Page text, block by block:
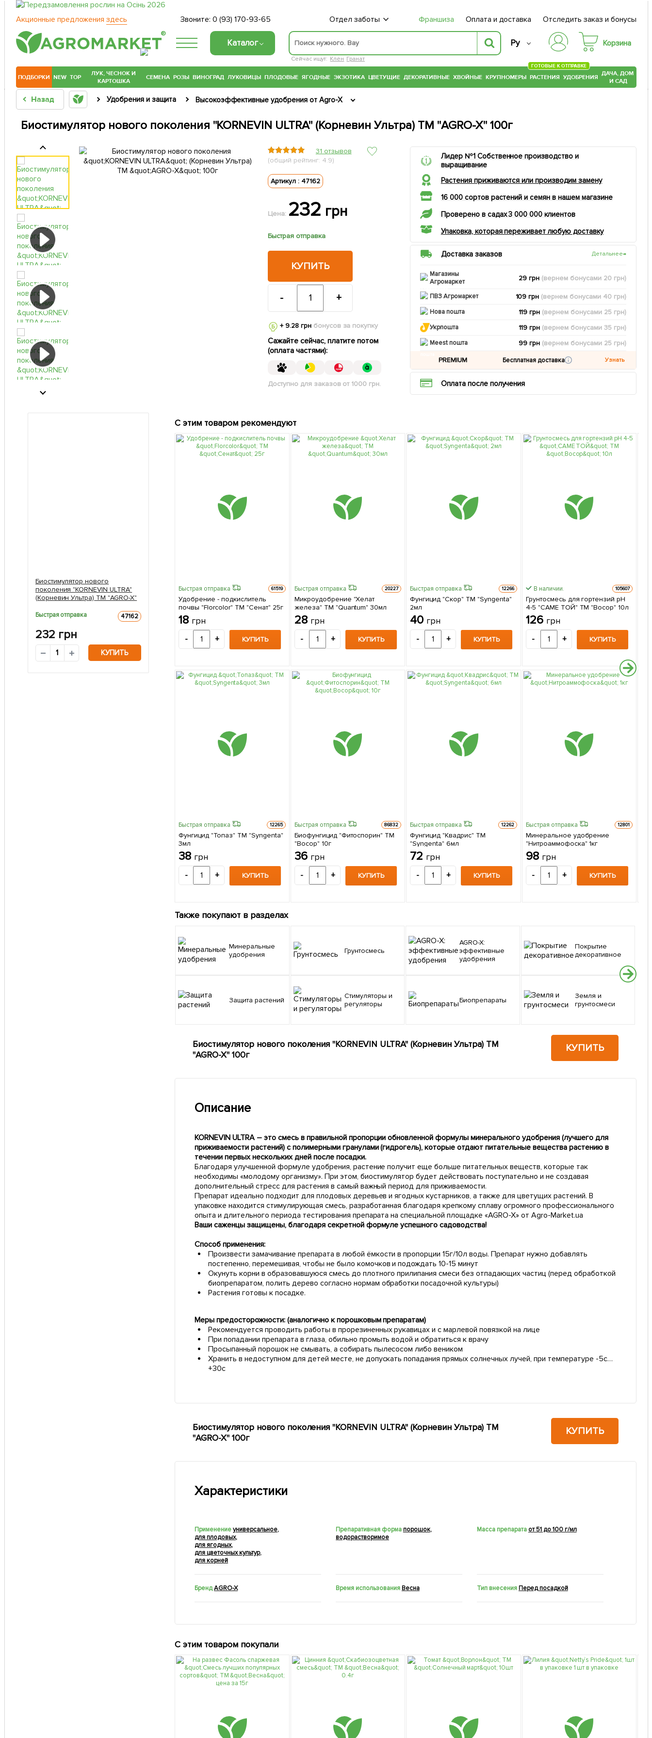
Акционные предложения здесь Звоните:0 (93) 170-93-65 Отдел заботы Франшиза Оплата и доставка Отследить заказ и бонусы
®
Каталог
Сейчас ищут: Клён Гранат
Ру Корзина
ПОДБОРКИ NEW TOP
ЛУК, ЧЕСНОК И
КАРТОШКА
СЕМЕНА РОЗЫ ВИНОГРАД ЛУКОВИЦЫ ПЛОДОВЫЕ ЯГОДНЫЕ ЭКЗОТИКА ЦВЕТУЩИЕ ДЕКОРАТИВНЫЕ ХВОЙНЫЕ КРУПНОМЕРЫ РАСТЕНИЯ
ГОТОВЫЕ К ОТПРАВКЕ
УДОБРЕНИЯ ДАЧА, ДОМ
И САД
Назад Удобрения и защита Высокоэффективные удобрения от Agro-X
Биостимулятор нового поколения "KORNEVIN ULTRA" (Корневин Ультра) ТМ "AGRO-X" 100г
31 отзывов
(общий рейтинг: 4.9)
Артикул : 47162
Цена: 232 грн
Быстрая отправка
КУПИТЬ
- +
+ 9.28 грнбонусов за покупку
Сажайте сейчас, платите потом
(оплата частями):
Доступно для заказов от 1000 грн.
Лидер №1 Собственное производство и
выращивание
Растения приживаются или производим замену
16 000 сортов растений и семян в нашем магазине
Проверено в садах 3 000 000 клиентов
Упаковка, которая переживает любую доставку
Доставка заказов Детальнее→
Магазины
Агромаркет
29 грн (вернем бонусами 20 грн)
ПВЗ Агромаркет 109 грн (вернем бонусами 40 грн)
Нова пошта 119 грн (вернем бонусами 25 грн)
Укрпошта 119 грн (вернем бонусами35 грн)
Meest пошта 99 грн (вернем бонусами 25 грн)
PREMIUM Бесплатная доставка Узнать
Оплата после получения
Биостимулятор нового
поколения "KORNEVIN ULTRA"
(Корневин Ультра) ТМ "AGRO-X"
Быстрая отправка 47162
232 грн
КУПИТЬ
С этим товаром рекомендуют
Быстрая отправка 61519
Удобрение - подкислитель
почвы "Florcolor" ТМ "Сенат" 25г
18 грн
- + КУПИТЬ
Быстрая отправка 20227
Микроудобрение "Хелат
железа" ТМ "Quantum" 30мл
28 грн
- + КУПИТЬ
Быстрая отправка 12266
Фунгицид "Скор" ТМ "Syngenta"
2мл
40 грн
- + КУПИТЬ
В наличии. 105607
Грунтосмесь для гортензий pH
4-5 "САМЕ ТОЙ" ТМ "Восор" 10л
126 грн
- + КУПИТЬ
Быстрая отправка 12265
Фунгицид "Топаз" ТМ "Syngenta"
3мл
38 грн
- + КУПИТЬ
Быстрая отправка 86832
Биофунгицид "Фитоспорин" ТМ
"Восор" 10г
36 грн
- + КУПИТЬ
Быстрая отправка 12262
Фунгицид "Квадрис" ТМ
"Syngenta" 6мл
72 грн
- + КУПИТЬ
Быстрая отправка 12801
Минеральное удобрение
"Нитроаммофоска" 1кг
98 грн
- + КУПИТЬ
Также покупают в разделах
Минеральные
удобрения
Защита растений
Грунтосмесь
Стимуляторы и
регуляторы
AGRO-X:
эффективные
удобрения
Биопрепараты
Покрытие
декоративное
Земля и
грунтосмеси
Биостимулятор нового поколения "KORNEVIN ULTRA" (Корневин Ультра) ТМ
"AGRO-X" 100г
КУПИТЬ
Описание
KORNEVIN ULTRA – это смесь в правильной пропорции обновленной формулы минерального удобрения (лучшего для
приживаемости растений) с полимерными гранулами (гидрогель), которые отдают питательные вещества растению в
течении первых нескольких дней после посадки.
Благодаря улучшенной формуле удобрения, растение получит еще больше питательных веществ, которые так
необходимы «молодому организму». При этом, биостимулятор будет действовать поступательно и не создавая
дополнительный стресс для растения в самый важный период для приживаемости.
Препарат идеально подходит для плодовых деревьев и ягодных кустарников, а также для цветущих растений. В
упаковке находится стимулирующая смесь, разработанная благодаря крепкому сплаву огромного профессионального
опыта и длительного периода тестирования препарата на специальной площадке «AGRO-X» от Agro-Market.ua
Ваши саженцы защищены, благодаря секретной формуле успешного садоводства!
Способ применения:
Произвести замачивание препарата в любой ёмкости в пропорции 15г/10л воды. Препарат нужно добавлять
постепенно, перемешивая, чтобы не было комочков и подождать 10-15 минут
Окунуть корни в образовавшуюся смесь до плотного прилипания смеси без отпадающих частиц (перед обработкой
биопрепаратом, полить дерево согласно нормам обработки посадочной культуры)
Растения готовы к посадке.
Меры предосторожности: (аналогично к порошковым препаратам)
Рекомендуется проводить работы в прорезиненных рукавицах и с марлевой повязкой на лице
При попадании препарата в глаза, обильно промыть водой и обратиться к врачу
Просыпанный порошок не смывать, а собирать пылесосом либо веником
Хранить в недоступном для детей месте, не допускать попадания прямых солнечных лучей, при температуре -5с…
+30с
Биостимулятор нового поколения "KORNEVIN ULTRA" (Корневин Ультра) ТМ
"AGRO-X" 100г
КУПИТЬ
Характеристики
Применениеуниверсальное,
для плодовых,
для ягодных,
для цветочных культур,
для корней
Препаративная формапорошок,
водорастворимое
Масса препарата от 51 до 100 г/мл
БрендAGRO-X Время использования Весна Тип внесения Перед посадкой
С этим товаром покупали